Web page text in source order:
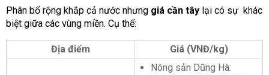
Phân bổ rộng khắp cả nước nhưng giá cần tây lại có sự khác
biệt giữa các vùng miền. Cụ thể:
Địa điểm Giá (VNĐ/kg)
Nông sản Dũng Hà: